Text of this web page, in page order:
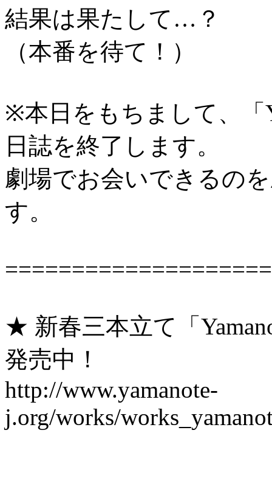
結果は果たして…？
（本番を待て！）
※本日をもちまして、「
日誌を終了します。
劇場でお会いできるの
す。
★ 新春三本立て「
発売中！
http://www.yamanote-
j.org/works/